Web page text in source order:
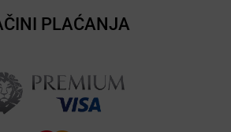
PLAĆANJA